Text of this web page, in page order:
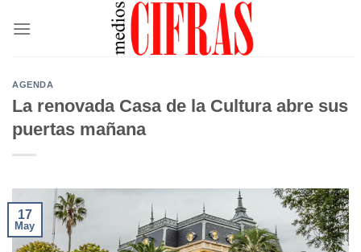
AGENDA
La renovada Casa de la Cultura abre sus
puertas mañana
17
May